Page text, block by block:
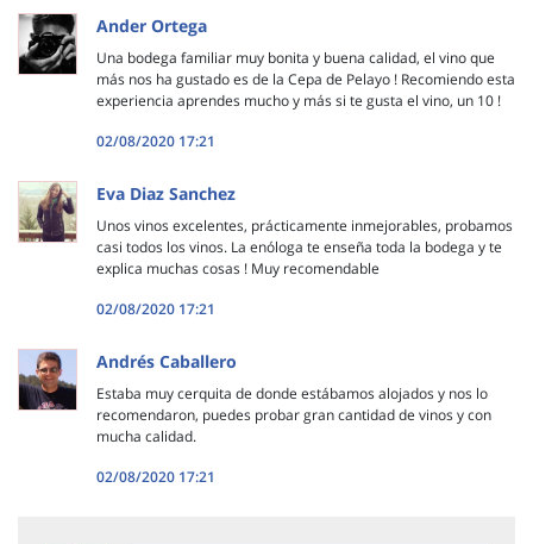
Ander Ortega
Una bodega familiar muy bonita y buena calidad, el vino que
más nos ha gustado es de la Cepa de Pelayo ! Recomiendo esta
experiencia aprendes mucho y más si te gusta el vino, un 10 !
02/08/2020 17:21
Eva Diaz Sanchez
Unos vinos excelentes, prácticamente inmejorables, probamos
casi todos los vinos. La enóloga te enseña toda la bodega y te
explica muchas cosas ! Muy recomendable
02/08/2020 17:21
Andrés Caballero
Estaba muy cerquita de donde estábamos alojados y nos lo
recomendaron, puedes probar gran cantidad de vinos y con
mucha calidad.
02/08/2020 17:21